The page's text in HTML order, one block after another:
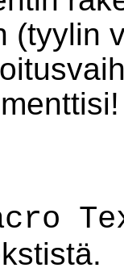
(tyylin